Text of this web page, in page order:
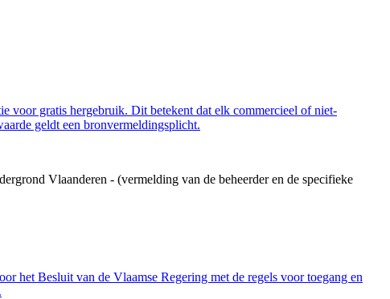
voor gratis hergebruik. Dit betekent dat elk commercieel of niet-
geldt een bronvermeldingsplicht.
Vlaanderen - (vermelding van de beheerder en de specifieke
het Besluit van de Vlaamse Regering met de regels voor toegang en